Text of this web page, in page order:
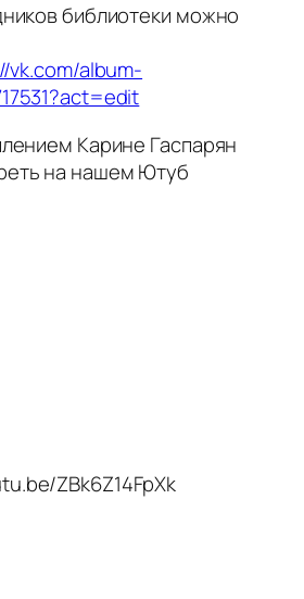
библиотеки можно
vk.com/album-
Карине Гаспарян
на нашем Ютуб
ZBk6Z14FpXk